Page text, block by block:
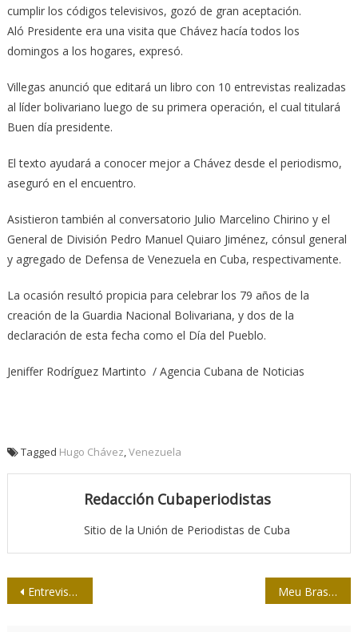
cumplir los códigos televisivos, gozó de gran aceptación.
Aló Presidente era una visita que Chávez hacía todos los
domingos a los hogares, expresó.
Villegas anunció que editará un libro con 10 entrevistas realizadas
al líder bolivariano luego de su primera operación, el cual titulará
Buen día presidente.
El texto ayudará a conocer mejor a Chávez desde el periodismo,
aseguró en el encuentro.
Asistieron también al conversatorio Julio Marcelino Chirino y el
General de División Pedro Manuel Quiaro Jiménez, cónsul general
y agregado de Defensa de Venezuela en Cuba, respectivamente.
La ocasión resultó propicia para celebrar los 79 años de la
creación de la Guardia Nacional Bolivariana, y dos de la
declaración de esta fecha como el Día del Pueblo.
Jeniffer Rodríguez Martinto / Agencia Cubana de Noticias
Tagged Hugo Chávez,Venezuela
Redacción Cubaperiodistas
Sitio de la Unión de Periodistas de Cuba
Navegación
Entrevista con Víctor Hugo Morales: Los pobres no tienen voz Meu Brasil olímpico